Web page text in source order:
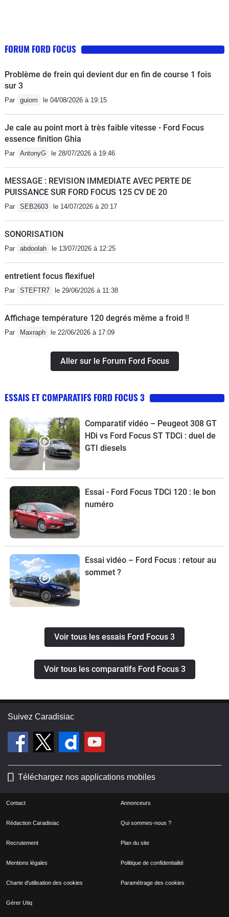
FORUM FORD FOCUS
Problème de frein qui devient dur en fin de course 1 fois
sur 3
Par guiom le 04/08/2026 à 19:15
Je cale au point mort à très faible vitesse - Ford Focus
essence finition Ghia
Par AntonyG le 28/07/2026 à 19:46
MESSAGE : REVISION IMMEDIATE AVEC PERTE DE
PUISSANCE SUR FORD FOCUS 125 CV DE 20
Par SEB2603 le 14/07/2026 à 20:17
SONORISATION
Par abdoolah le 13/07/2026 à 12:25
entretient focus flexifuel
Par STEFTR7 le 29/06/2026 à 11:38
Affichage température 120 degrés même a froid !!
Par Maxraph le 22/06/2026 à 17:09
Aller sur le Forum Ford Focus
ESSAIS ET COMPARATIFS FORD FOCUS 3
Comparatif vidéo – Peugeot 308 GT
HDi vs Ford Focus ST TDCi : duel de
GTI diesels
Essai - Ford Focus TDCi 120 : le bon
numéro
Essai vidéo – Ford Focus : retour au
sommet ?
Voir tous les essais Ford Focus 3
Voir tous les comparatifs Ford Focus 3
Suivez Caradisiac
Téléchargez nos applications mobiles
Contact Annonceurs
Rédaction Caradisiac Qui sommes-nous ?
Recrutement Plan du site
Mentions légales Politique de confidentialité
Charte d'utilisation des cookies Paramétrage des cookies
Gérer Utiq